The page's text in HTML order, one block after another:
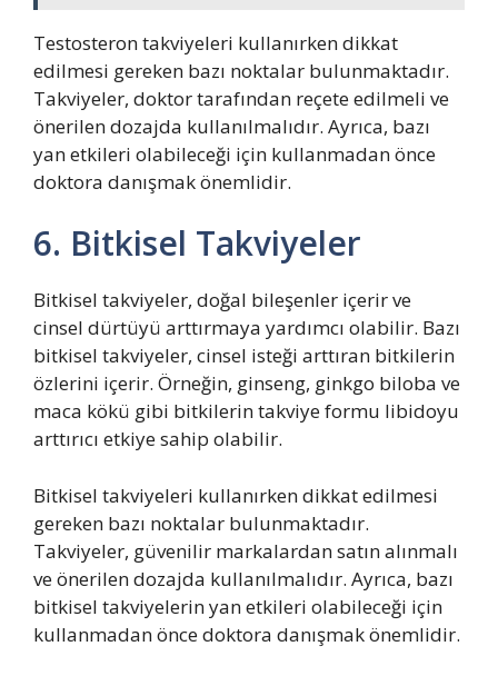
Testosteron takviyeleri kullanırken dikkat
edilmesi gereken bazı noktalar bulunmaktadır.
Takviyeler, doktor tarafından reçete edilmeli ve
önerilen dozajda kullanılmalıdır. Ayrıca, bazı
yan etkileri olabileceği için kullanmadan önce
doktora danışmak önemlidir.
6. Bitkisel Takviyeler
Bitkisel takviyeler, doğal bileşenler içerir ve
cinsel dürtüyü arttırmaya yardımcı olabilir. Bazı
bitkisel takviyeler, cinsel isteği arttıran bitkilerin
özlerini içerir. Örneğin, ginseng, ginkgo biloba ve
maca kökü gibi bitkilerin takviye formu libidoyu
arttırıcı etkiye sahip olabilir.
Bitkisel takviyeleri kullanırken dikkat edilmesi
gereken bazı noktalar bulunmaktadır.
Takviyeler, güvenilir markalardan satın alınmalı
ve önerilen dozajda kullanılmalıdır. Ayrıca, bazı
bitkisel takviyelerin yan etkileri olabileceği için
kullanmadan önce doktora danışmak önemlidir.